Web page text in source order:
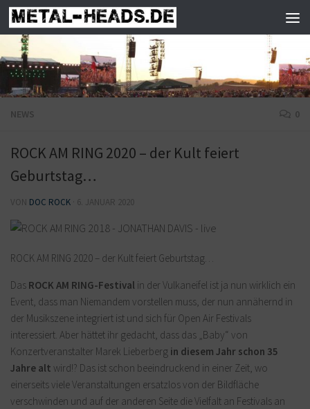
Zum Inhalt springen
NEWS 0
ROCK AM RING 2020 – der Kult feiert
Geburtstag…
VON DOC ROCK 6. JANUAR 2020
ROCK AM RING 2020 – der Kult feiert Geburtstag…
Das ROCK AM RING-Festival in der Vulkaneifel ist ja nun wirklich ein
Event, dass man Niemandem vorstellen muss, der nun annähernd in
der Musikszene integriert ist und sich für Open Air Festivals
interessiert. Aber hättet ihr gedacht, dass das „Baby“ von
Konzertveranstalter Marek Lieberberg in diesem Jahr schon 35
Jahre alt wird!? Das ist schon beeindruckend in einer Zeit, wo
einerseits viele Veranstaltungen ersatzlos von der Bildfläche
verschwinden und auf der anderen Seite die Vielfalt an Festivals an